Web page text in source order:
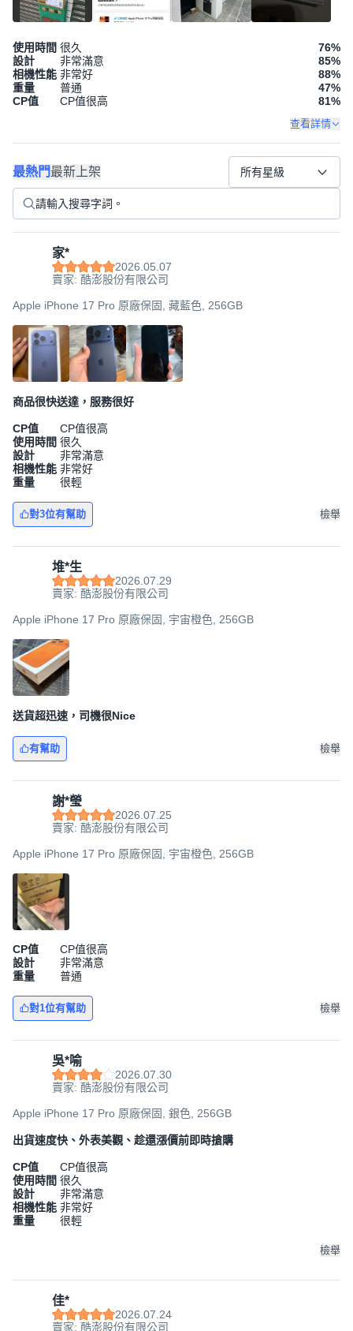
使用時間 很久 76%
設計
非常滿意 85%
相機性能 非常好 88%
重量
普通 47%
CP值
CP值很高 81%
查看詳情
最熱門最新上架 所有星級
家*
2026.05.07
賣家: 酷澎股份有限公司
Apple iPhone 17 Pro 原廠保固, 藏藍色, 256GB
商品很快送達，服務很好
CP值
CP值很高
使用時間 很久
設計
非常滿意
相機性能 非常好
重量
很輕
對3位有幫助 檢舉
堆*生
2026.07.29
賣家: 酷澎股份有限公司
Apple iPhone 17 Pro 原廠保固, 宇宙橙色, 256GB
送貨超迅速，司機很Nice
有幫助 檢舉
謝*瑩
2026.07.25
賣家: 酷澎股份有限公司
Apple iPhone 17 Pro 原廠保固, 宇宙橙色, 256GB
CP值
CP值很高
設計
非常滿意
重量
普通
對1位有幫助 檢舉
吳*喻
2026.07.30
賣家: 酷澎股份有限公司
Apple iPhone 17 Pro 原廠保固, 銀色, 256GB
出貨速度快、外表美觀、趁還漲價前即時搶購
CP值
CP值很高
使用時間 很久
設計
非常滿意
相機性能 非常好
重量
很輕
檢舉
佳*
2026.07.24
賣家: 酷澎股份有限公司